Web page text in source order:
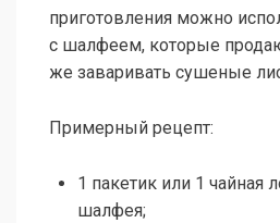
приготовления можно
с шалфеем, которые
же заваривать сушеные
Примерный рецепт:
1 пакетик или 1 чайная
шалфея;